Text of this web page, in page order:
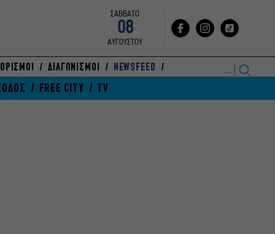
ΣΑΒΒΑΤΟ
08
ΑΥΓΟΥΣΤΟΥ
ΔΙΑΓΩΝΙΣΜΟΙ NEWSFEED
FREE CITY TV